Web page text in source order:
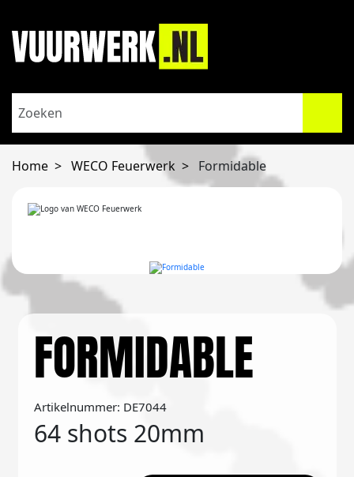
Home WECO Feuerwerk Formidable
FORMIDABLE
Artikelnummer: DE7044
64 shots 20mm